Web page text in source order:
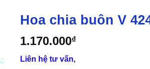
Hoa chia buôn V
1.170.000₫
Liên hệ tư vấn,